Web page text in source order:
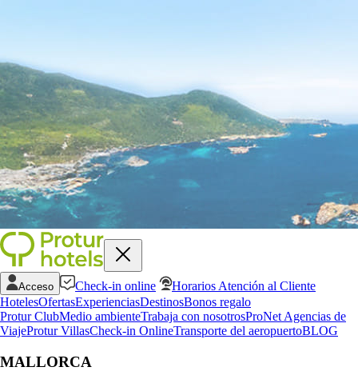
Acceso Check-in online
Horarios Atención al Cliente
HotelesOfertasExperienciasDestinosBonos regalo
Protur ClubMedio ambienteTrabaja con nosotrosProNet Agencias de
ViajeProtur VillasCheck-in OnlineTransporte del aeropuertoBLOG
MALLORCA